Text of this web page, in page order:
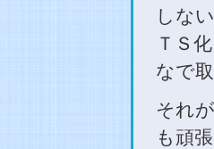
しな
ＴＳ
なで
それ
も頑